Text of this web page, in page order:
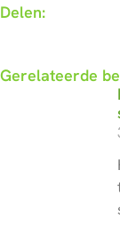
Delen:
Gerelateerde